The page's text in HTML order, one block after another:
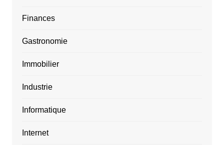
Finances
Gastronomie
Immobilier
Industrie
Informatique
Internet